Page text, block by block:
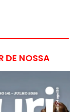
DE NOSSA